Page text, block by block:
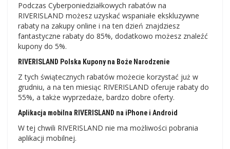
Podczas Cyberponiedziałkowych rabatów na
RIVERISLAND możesz uzyskać wspaniałe ekskluzywne
rabaty na zakupy online i na ten dzień znajdziesz
fantastyczne rabaty do 85%, dodatkowo możesz znaleźć
kupony do 5%.
RIVERISLAND Polska Kupony na Boże Narodzenie
Z tych świątecznych rabatów możecie korzystać już w
grudniu, a na ten miesiąc RIVERISLAND oferuje rabaty do
55%, a także wyprzedaże, bardzo dobre oferty.
Aplikacja mobilna RIVERISLAND na iPhone i Android
W tej chwili RIVERISLAND nie ma możliwości pobrania
aplikacji mobilnej.